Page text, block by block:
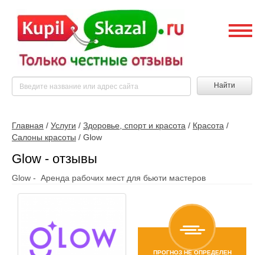
Найти
Главная / Услуги / Здоровье, спорт и красота / Красота /
Салоны красоты / Glow
Glow - отзывы
Glow - Аренда рабочих мест для бьюти мастеров
ПРОГНОЗ НЕ ОПРЕДЕЛЕН